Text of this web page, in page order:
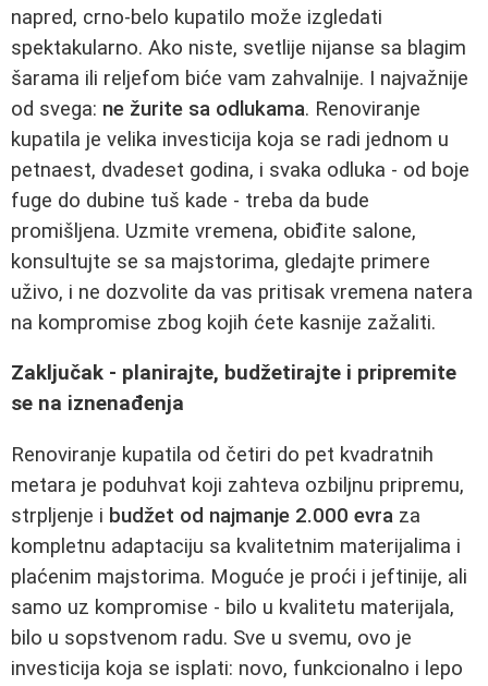
napred, crno-belo kupatilo može izgledati
spektakularno. Ako niste, svetlije nijanse sa blagim
šarama ili reljefom biće vam zahvalnije. I najvažnije
od svega: ne žurite sa odlukama. Renoviranje
kupatila je velika investicija koja se radi jednom u
petnaest, dvadeset godina, i svaka odluka - od boje
fuge do dubine tuš kade - treba da bude
promišljena. Uzmite vremena, obiđite salone,
konsultujte se sa majstorima, gledajte primere
uživo, i ne dozvolite da vas pritisak vremena natera
na kompromise zbog kojih ćete kasnije zažaliti.
Zaključak - planirajte, budžetirajte i pripremite
se na iznenađenja
Renoviranje kupatila od četiri do pet kvadratnih
metara je poduhvat koji zahteva ozbiljnu pripremu,
strpljenje i budžet od najmanje 2.000 evra za
kompletnu adaptaciju sa kvalitetnim materijalima i
plaćenim majstorima. Moguće je proći i jeftinije, ali
samo uz kompromise - bilo u kvalitetu materijala,
bilo u sopstvenom radu. Sve u svemu, ovo je
investicija koja se isplati: novo, funkcionalno i lepo